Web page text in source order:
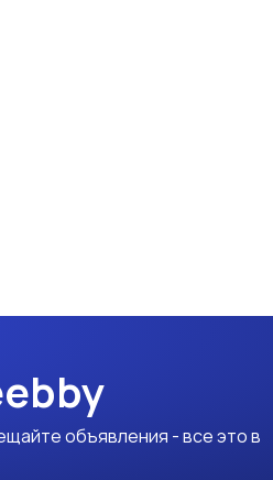
объявления - все это в